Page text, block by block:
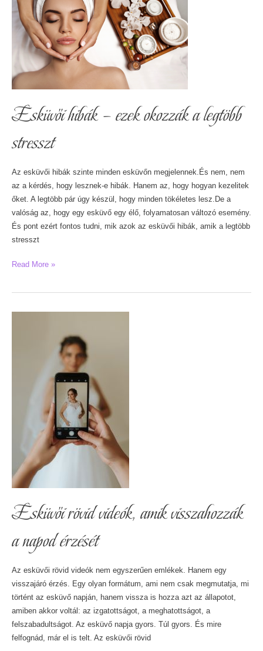
megmaradnak
Esküvői hibák – ezek okozzák a legtöbb
stresszt
Az esküvői hibák szinte minden esküvőn megjelennek.És nem, nem
az a kérdés, hogy lesznek-e hibák. Hanem az, hogy hogyan kezelitek
őket. A legtöbb pár úgy készül, hogy minden tökéletes lesz.De a
valóság az, hogy egy esküvő egy élő, folyamatosan változó esemény.
És pont ezért fontos tudni, mik azok az esküvői hibák, amik a legtöbb
stresszt
Esküvői
–
Read More »
Esküvői rövid videók, amik visszahozzák
a napod érzését
Az esküvői rövid videók nem egyszerűen emlékek. Hanem egy
visszajáró érzés. Egy olyan formátum, ami nem csak megmutatja, mi
történt az esküvő napján, hanem vissza is hozza azt az állapotot,
amiben akkor voltál: az izgatottságot, a meghatottságot, a
felszabadultságot. Az esküvő napja gyors. Túl gyors. És mire
felfognád, már el is telt. Az esküvői rövid